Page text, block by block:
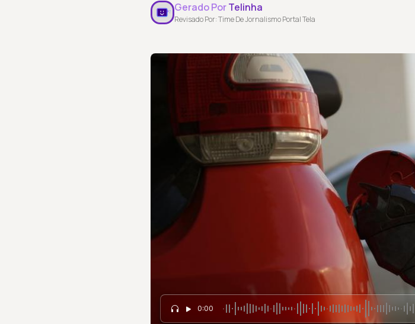
Gerado PorTelinha
Revisado Por: Time De Jornalismo Portal Tela
0:00